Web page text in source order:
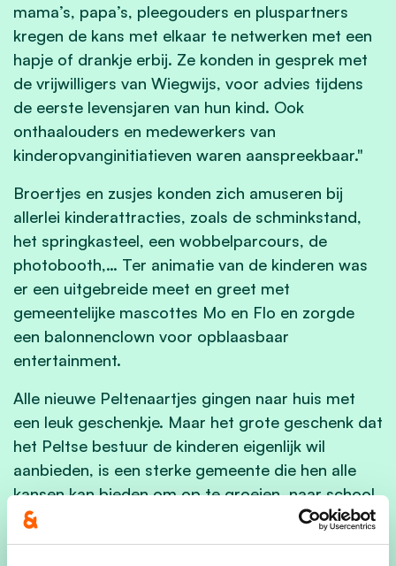
mama’s, papa’s, pleegouders en pluspartners
kregen de kans met elkaar te netwerken met een
hapje of drankje erbij. Ze konden in gesprek met
de vrijwilligers van Wiegwijs, voor advies tijdens
de eerste levensjaren van hun kind. Ook
onthaalouders en medewerkers van
kinderopvanginitiatieven waren aanspreekbaar."
Broertjes en zusjes konden zich amuseren bij
allerlei kinderattracties, zoals de schminkstand,
het springkasteel, een wobbelparcours, de
photobooth,… Ter animatie van de kinderen was
er een uitgebreide meet en greet met
gemeentelijke mascottes Mo en Flo en zorgde
een balonnenclown voor opblaasbaar
entertainment.
Alle nieuwe Peltenaartjes gingen naar huis met
een leuk geschenkje. Maar het grote geschenk dat
het Peltse bestuur de kinderen eigenlijk wil
aanbieden, is een sterke gemeente die hen alle
kansen kan bieden om op te groeien, naar school
te gaan, te werken en te wonen. Een gemeente
ook met goed uitgebouwde initiatieven voor